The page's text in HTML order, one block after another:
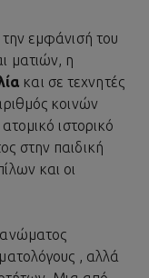
την εμφάνισή του
ματιών, η
και σε τεχνητές
κοινών
ιστορικό
στην παιδική
και οι
, αλλά